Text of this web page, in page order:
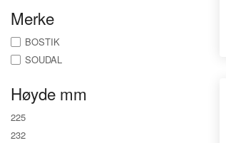
Merke
BOSTIK
SOUDAL
Høyde mm
225
232